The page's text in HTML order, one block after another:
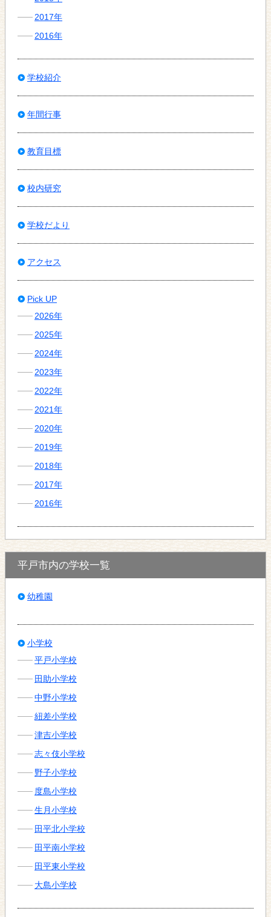
2017年
2016年
学校紹介
年間行事
教育目標
校内研究
学校だより
アクセス
Pick UP
2026年
2025年
2024年
2023年
2022年
2021年
2020年
2019年
2018年
2017年
2016年
平戸市内の学校一覧
幼稚園
小学校
平戸小学校
田助小学校
中野小学校
紐差小学校
津吉小学校
志々伎小学校
野子小学校
度島小学校
生月小学校
田平北小学校
田平南小学校
田平東小学校
大島小学校